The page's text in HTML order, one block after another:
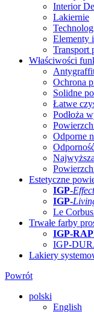
Interior
Lakiernie
Elementy
Transport
Właściwości
Ochrona
Solidne
Łatwe
Podłoża
Odporne
Estetyczne
IGP-
IGP-
Le
Trwałe farby
IGP-
IGP-
Lakiery
Powrót
polski
English